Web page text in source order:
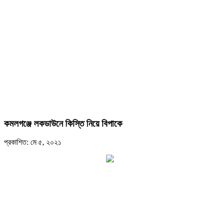
কমলগঞ্জে লকডাউনে কিস্তি নিয়ে বিপাকে
প্রকাশিত: মে ৫, ২০২১